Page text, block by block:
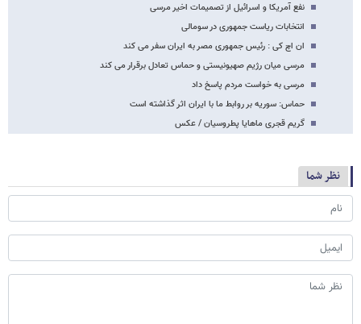
نفع آمریکا و اسرائیل از تصمیمات اخیر مرسی
انتخابات ریاست جمهوری در سومالی
ان اچ کی : رئیس جمهوری مصر به ایران سفر می کند
مرسی میان رژیم صهیونیستی و حماس تعادل برقرار می کند
مرسی به خواست مردم پاسخ داد
حماس: سوریه بر روابط ما با ایران اثر گذاشته است
گریم قجری ماهایا پطروسیان / عکس
نظر شما